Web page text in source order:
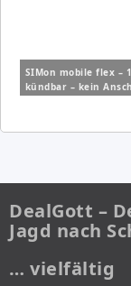
SIMon mobile flex –
kündbar – kein
DealGott –
Jagd nach
… vielfältig